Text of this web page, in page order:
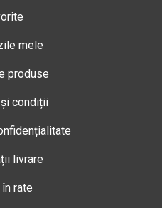
mele
produse
condiții
livrare
rate